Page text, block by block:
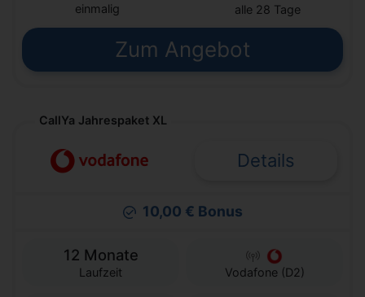
einmalig alle 28 Tage
Zum Angebot
CallYa Jahrespaket XL
Details
10,00 € Bonus
12 Monate
Laufzeit Vodafone (D2)